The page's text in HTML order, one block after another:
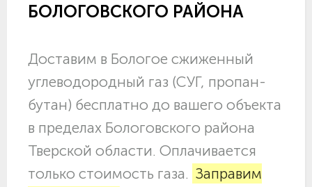
БОЛОГОВСКОГО РАЙОНА
Доставим в Бологое сжиженный
углеводородный газ (СУГ, пропан-
бутан) бесплатно до вашего объекта
в пределах Бологовского района
Тверской области. Оплачивается
только стоимость газа. Заправим